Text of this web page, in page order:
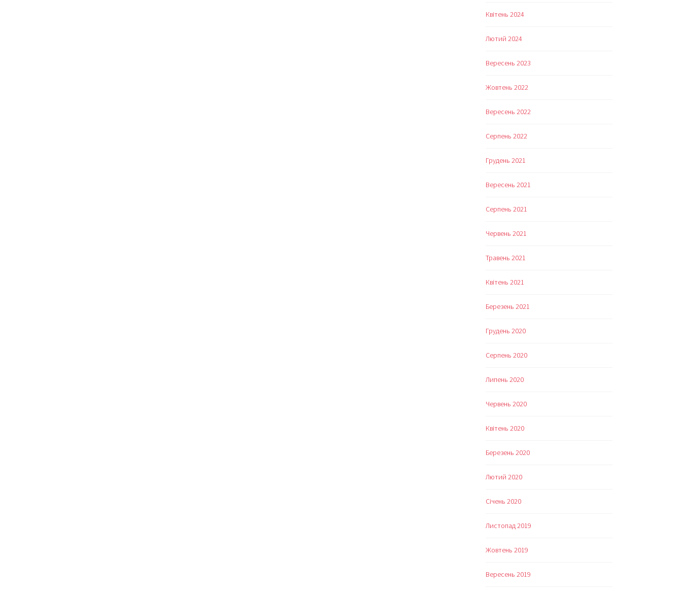
Квітень 2024
Лютий 2024
Вересень 2023
Жовтень 2022
Вересень 2022
Серпень 2022
Грудень 2021
Вересень 2021
Серпень 2021
Червень 2021
Травень 2021
Квітень 2021
Березень 2021
Грудень 2020
Серпень 2020
Липень 2020
Червень 2020
Квітень 2020
Березень 2020
Лютий 2020
Січень 2020
Листопад 2019
Жовтень 2019
Вересень 2019